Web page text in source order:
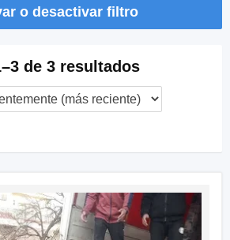
o desactivar filtro
de 3 resultados